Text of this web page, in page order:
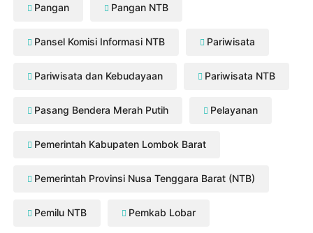
Pangan Pangan NTB
Pansel Komisi Informasi NTB Pariwisata
Pariwisata dan Kebudayaan Pariwisata NTB
Pasang Bendera Merah Putih Pelayanan
Pemerintah Kabupaten Lombok Barat
Pemerintah Provinsi Nusa Tenggara Barat (NTB)
Pemilu NTB Pemkab Lobar